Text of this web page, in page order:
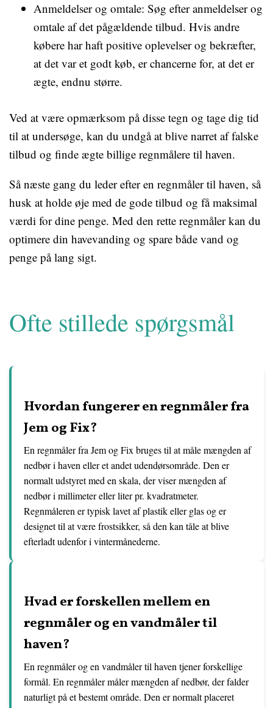
Anmeldelser og omtale: Søg efter anmeldelser og
omtale af det pågældende tilbud. Hvis andre
købere har haft positive oplevelser og bekræfter,
at det var et godt køb, er chancerne for, at det er
ægte, endnu større.
Ved at være opmærksom på disse tegn og tage dig tid
til at undersøge, kan du undgå at blive narret af falske
tilbud og finde ægte billige regnmålere til haven.
Så næste gang du leder efter en regnmåler til haven, så
husk at holde øje med de gode tilbud og få maksimal
værdi for dine penge. Med den rette regnmåler kan du
optimere din havevanding og spare både vand og
penge på lang sigt.
Ofte stillede spørgsmål
Hvordan fungerer en regnmåler fra
Jem og Fix?
En regnmåler fra Jem og Fix bruges til at måle mængden af
nedbør i haven eller et andet udendørsområde. Den er
normalt udstyret med en skala, der viser mængden af
nedbør i millimeter eller liter pr. kvadratmeter.
Regnmåleren er typisk lavet af plastik eller glas og er
designet til at være frostsikker, så den kan tåle at blive
efterladt udenfor i vintermånederne.
Hvad er forskellen mellem en
regnmåler og en vandmåler til
haven?
En regnmåler og en vandmåler til haven tjener forskellige
formål. En regnmåler måler mængden af nedbør, der falder
naturligt på et bestemt område. Den er normalt placeret